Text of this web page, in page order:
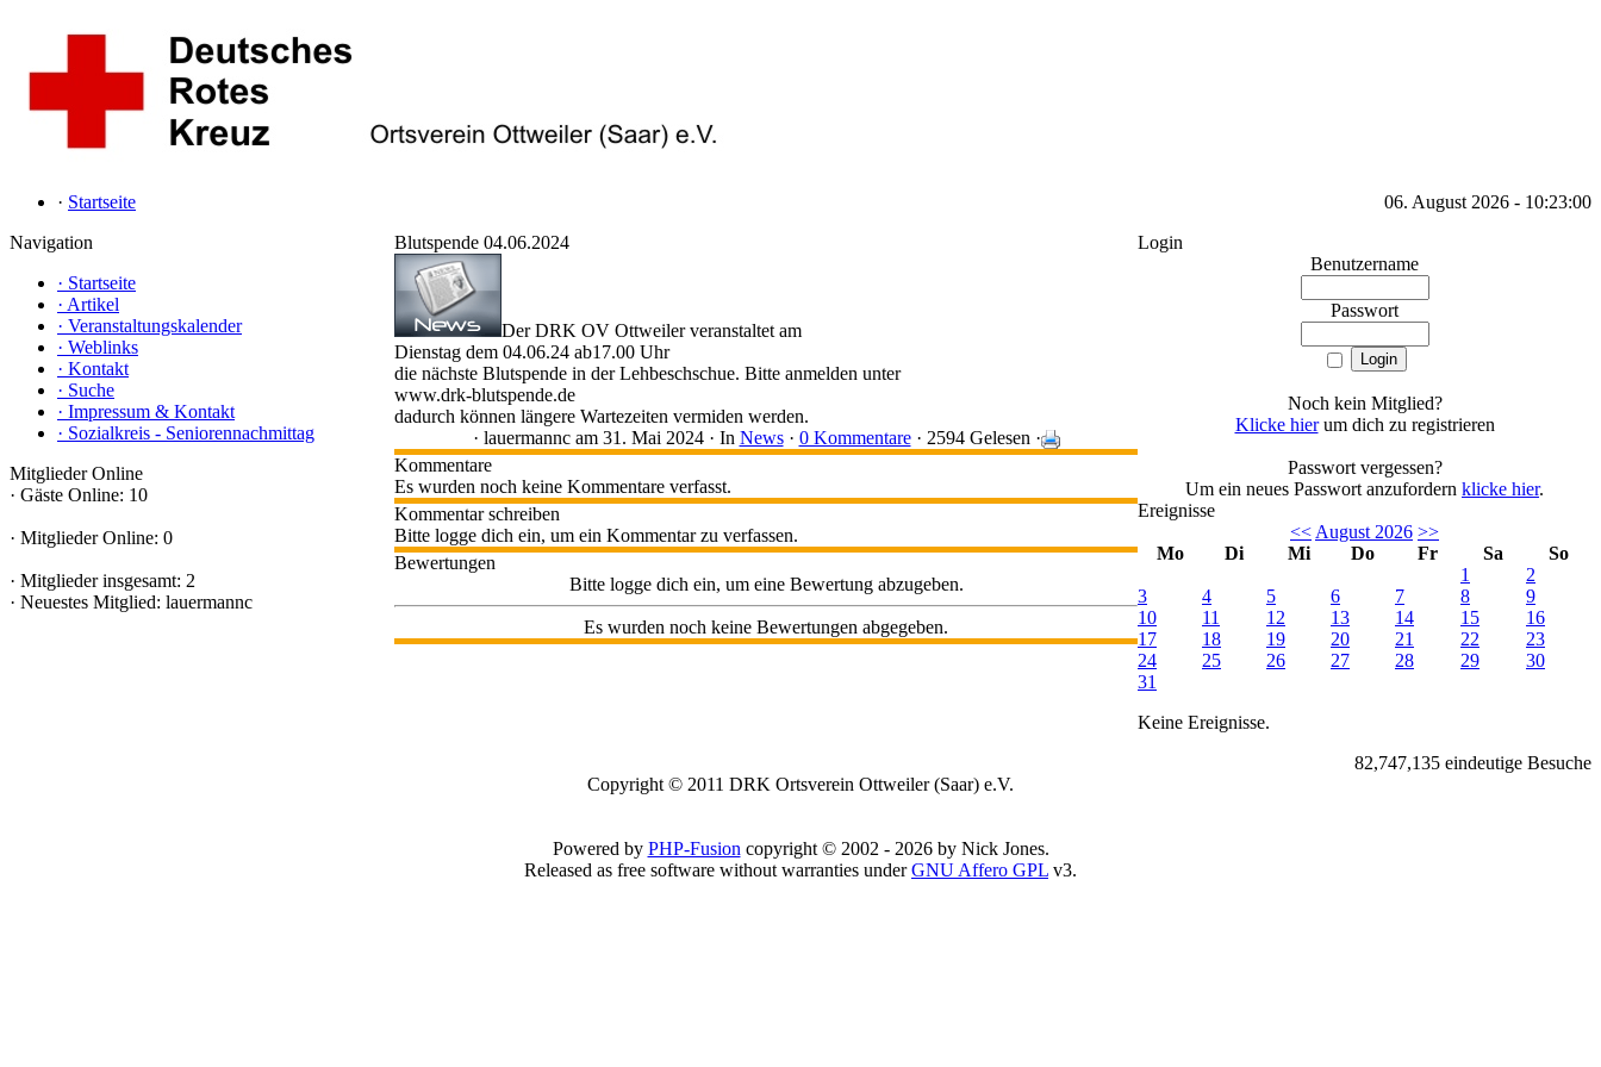
· Startseite
06. August 2026 - 10:23:00
Navigation
· Startseite
· Artikel
· Veranstaltungskalender
· Weblinks
· Kontakt
· Suche
· Impressum & Kontakt
· Sozialkreis - Seniorennachmittag
Mitglieder Online
· Gäste Online: 10
· Mitglieder Online: 0
· Mitglieder insgesamt: 2
· Neuestes Mitglied: lauermannc
Blutspende 04.06.2024
Der DRK OV Ottweiler veranstaltet am
Dienstag dem 04.06.24 ab17.00 Uhr
die nächste Blutspende in der Lehbeschschue. Bitte anmelden unter
www.drk-blutspende.de
dadurch können längere Wartezeiten vermiden werden.
· lauermanncam 31. Mai 2024 · In News· 0 Kommentare· 2594 Gelesen ·
Kommentare
Es wurden noch keine Kommentare verfasst.
Kommentar schreiben
Bitte logge dich ein, um ein Kommentar zu verfassen.
Bewertungen
Bitte logge dich ein, um eine Bewertung abzugeben.
Es wurden noch keine Bewertungen abgegeben.
Login
Benutzername
Passwort
Noch kein Mitglied?
Klicke hierum dich zu registrieren
Passwort vergessen?
Um ein neues Passwort anzufordern klicke hier.
Ereignisse
<< August 2026 >>
Mo
Di Mi Do Fr Sa
So
1
2
3
4 5 6 7 8
9
10
11 12 13 14 15
16
17
18 19 20 21 22
23
24
25 26 27 28 29
30
31
Keine Ereignisse.
82,747,135 eindeutige Besuche
Copyright © 2011 DRK Ortsverein Ottweiler (Saar) e.V.
Powered by PHP-Fusion copyright © 2002 - 2026 by Nick Jones.
Released as free software without warranties underGNU Affero GPL v3.